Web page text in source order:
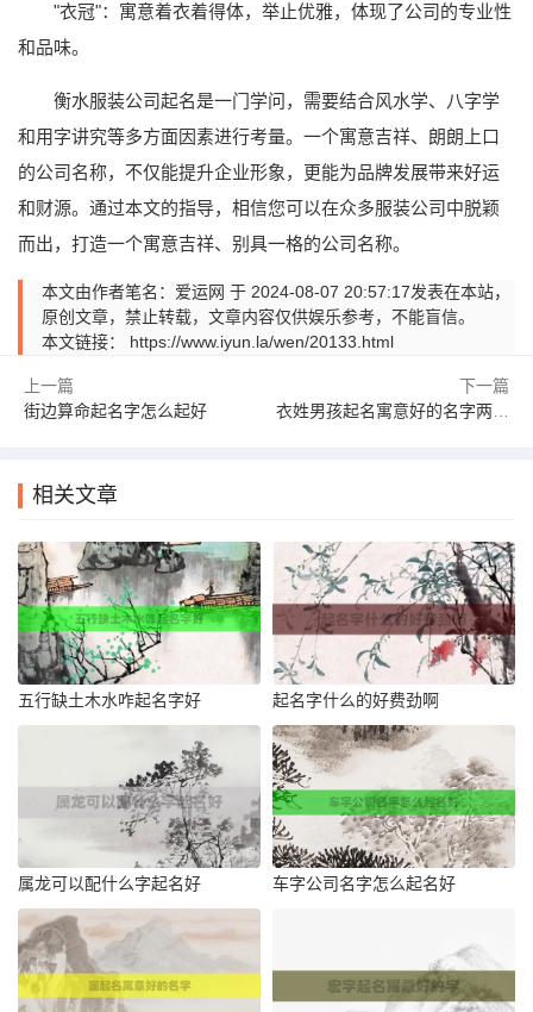
"衣冠"：寓意着衣着得体，举止优雅，体现了公司的专业性
和品味。
衡水服装公司起名是一门学问，需要结合风水学、八字学
和用字讲究等多方面因素进行考量。一个寓意吉祥、朗朗上口
的公司名称，不仅能提升企业形象，更能为品牌发展带来好运
和财源。通过本文的指导，相信您可以在众多服装公司中脱颖
而出，打造一个寓意吉祥、别具一格的公司名称。
本文由作者笔名：爱运网 于 2024-08-07 20:57:17发表在本站，
原创文章，禁止转载，文章内容仅供娱乐参考，不能盲信。
本文链接： https://www.iyun.la/wen/20133.html
上一篇
街边算命起名字怎么起好
下一篇
衣姓男孩起名寓意好的名字两个字
相关文章
五行缺土木水咋起名字好 起名字什么的好费劲啊
属龙可以配什么字起名好 车字公司名字怎么起名好